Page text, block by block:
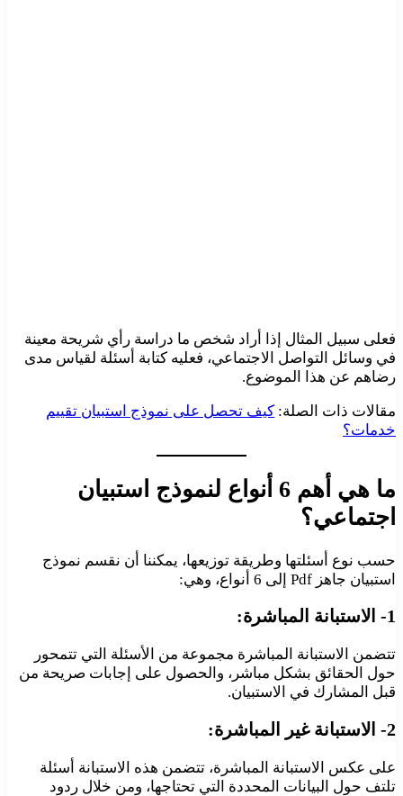
فعلى سبيل المثال إذا أراد شخص ما دراسة رأي شريحة معينة
في وسائل التواصل الاجتماعي، فعليه كتابة أسئلة لقياس مدى
رضاهم عن هذا الموضوع.
مقالات ذات الصلة: كيف تحصل على نموذج استبيان تقييم
خدمات؟
ما هي أهم 6 أنواع لنموذج استبيان
اجتماعي؟
حسب نوع أسئلتها وطريقة توزيعها، يمكننا أن نقسم نموذج
استبيان جاهز Pdf إلى 6 أنواع، وهي:
1- الاستبانة المباشرة:
تتضمن الاستبانة المباشرة مجموعة من الأسئلة التي تتمحور
حول الحقائق بشكل مباشر، والحصول على إجابات صريحة من
قبل المشارك في الاستبيان.
2- الاستبانة غير المباشرة:
على عكس الاستبانة المباشرة، تتضمن هذه الاستبانة أسئلة
تلتف حول البيانات المحددة التي تحتاجها، ومن خلال ردود